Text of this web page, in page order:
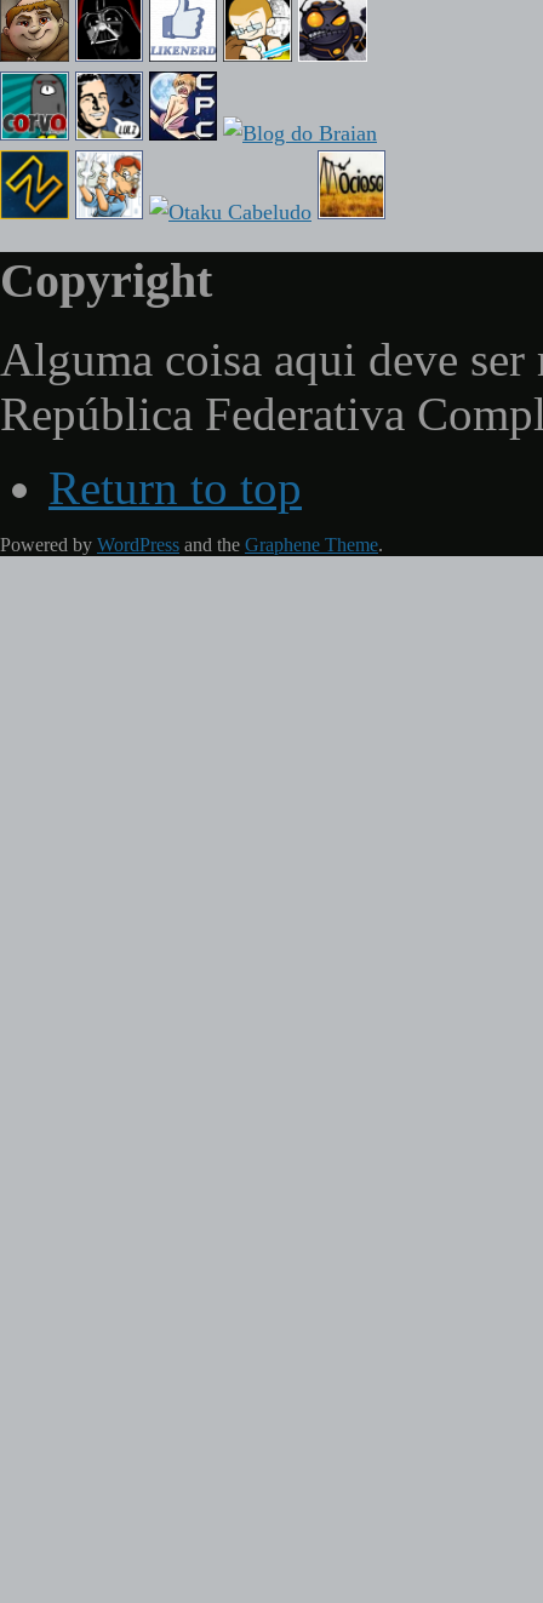
Copyright
Alguma coisa aqui deve ser
República Federativa
Return to top
Powered by WordPress and the Graphene Theme.